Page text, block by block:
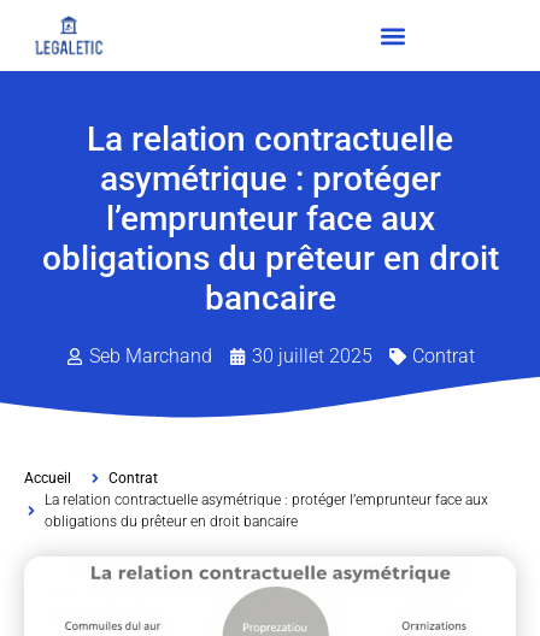
La relation contractuelle
asymétrique : protéger
l’emprunteur face aux
obligations du prêteur en droit
bancaire
Seb Marchand 30 juillet 2025 Contrat
Accueil
Contrat
La relation contractuelle asymétrique : protéger l’emprunteur face aux
obligations du prêteur en droit bancaire